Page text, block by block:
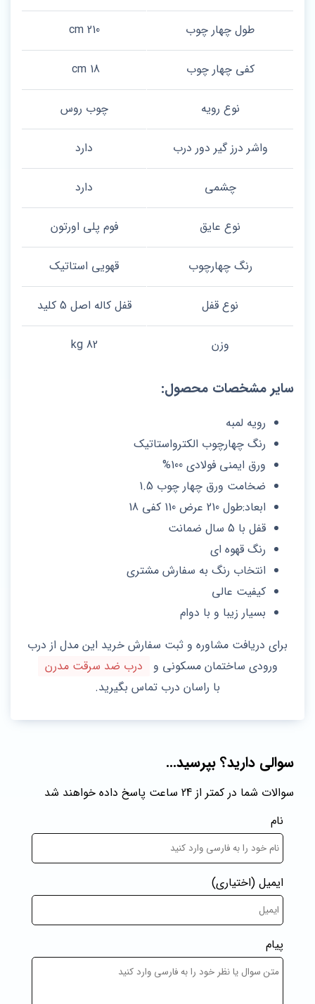
طول چهار چوب 210 cm
کفی چهار چوب 18 cm
نوع رویه چوب روس
واشر درز گیر دور درب دارد
چشمی دارد
نوع عایق فوم پلی اورتون
رنگ چهارچوب قهویی استاتیک
نوع قفل قفل کاله اصل 5 کلید
وزن 82 kg
سایر مشخصات محصول:
رویه لمبه
رنگ چهارچوب الکترواستاتیک
ورق ایمنی فولادی 100%
ضخامت ورق چهار چوب 1.5
ابعاد:طول 210 عرض 110 کفی 18
قفل با 5 سال ضمانت
رنگ قهوه ای
انتخاب رنگ به سفارش مشتری
کیفیت عالی
بسیار زیبا و با دوام
برای دریافت مشاوره و ثبت سفارش خرید این مدل از درب
ورودی ساختمان مسکونی و
درب ضد سرقت مدرن
با راسان درب تماس بگیرید.
سوالی دارید؟ بپرسید...
سوالات شما در کمتر از 24 ساعت پاسخ داده خواهند شد
نام
ایمیل (اختیاری)
پیام